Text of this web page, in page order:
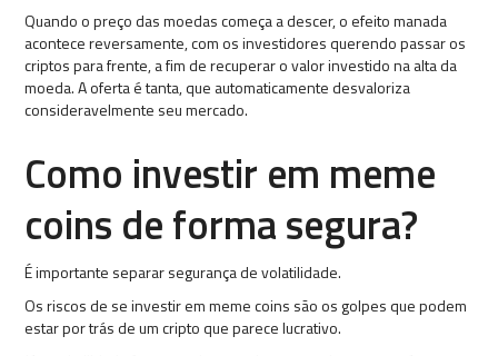
Quando o preço das moedas começa a descer, o efeito manada
acontece reversamente, com os investidores querendo passar os
criptos para frente, a fim de recuperar o valor investido na alta da
moeda. A oferta é tanta, que automaticamente desvaloriza
consideravelmente seu mercado.
Como investir em meme
coins de forma segura?
É importante separar segurança de volatilidade.
Os riscos de se investir em meme coins são os golpes que podem
estar por trás de um cripto que parece lucrativo.